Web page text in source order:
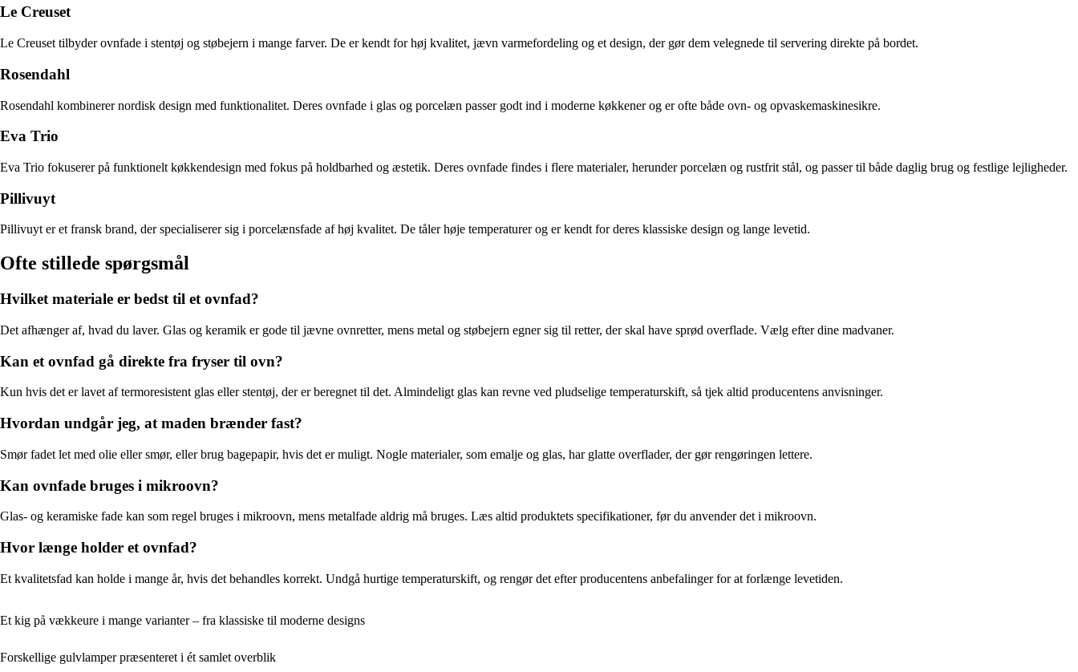
Le Creuset
Le Creuset tilbyder ovnfade i stentøj og støbejern i mange farver. De er kendt for høj kvalitet, jævn varmefordeling og et design, der gør dem velegnede til servering direkte på bordet.
Rosendahl
Rosendahl kombinerer nordisk design med funktionalitet. Deres ovnfade i glas og porcelæn passer godt ind i moderne køkkener og er ofte både ovn- og opvaskemaskinesikre.
Eva Trio
Eva Trio fokuserer på funktionelt køkkendesign med fokus på holdbarhed og æstetik. Deres ovnfade findes i flere materialer, herunder porcelæn og rustfrit stål, og passer til både daglig brug og festlige lejligheder.
Pillivuyt
Pillivuyt er et fransk brand, der specialiserer sig i porcelænsfade af høj kvalitet. De tåler høje temperaturer og er kendt for deres klassiske design og lange levetid.
Ofte stillede spørgsmål
Hvilket materiale er bedst til et ovnfad?
Det afhænger af, hvad du laver. Glas og keramik er gode til jævne ovnretter, mens metal og støbejern egner sig til retter, der skal have sprød overflade. Vælg efter dine madvaner.
Kan et ovnfad gå direkte fra fryser til ovn?
Kun hvis det er lavet af termoresistent glas eller stentøj, der er beregnet til det. Almindeligt glas kan revne ved pludselige temperaturskift, så tjek altid producentens anvisninger.
Hvordan undgår jeg, at maden brænder fast?
Smør fadet let med olie eller smør, eller brug bagepapir, hvis det er muligt. Nogle materialer, som emalje og glas, har glatte overflader, der gør rengøringen lettere.
Kan ovnfade bruges i mikroovn?
Glas- og keramiske fade kan som regel bruges i mikroovn, mens metalfade aldrig må bruges. Læs altid produktets specifikationer, før du anvender det i mikroovn.
Hvor længe holder et ovnfad?
Et kvalitetsfad kan holde i mange år, hvis det behandles korrekt. Undgå hurtige temperaturskift, og rengør det efter producentens anbefalinger for at forlænge levetiden.
Et kig på vækkeure i mange varianter – fra klassiske til moderne designs
Forskellige gulvlamper præsenteret i ét samlet overblik